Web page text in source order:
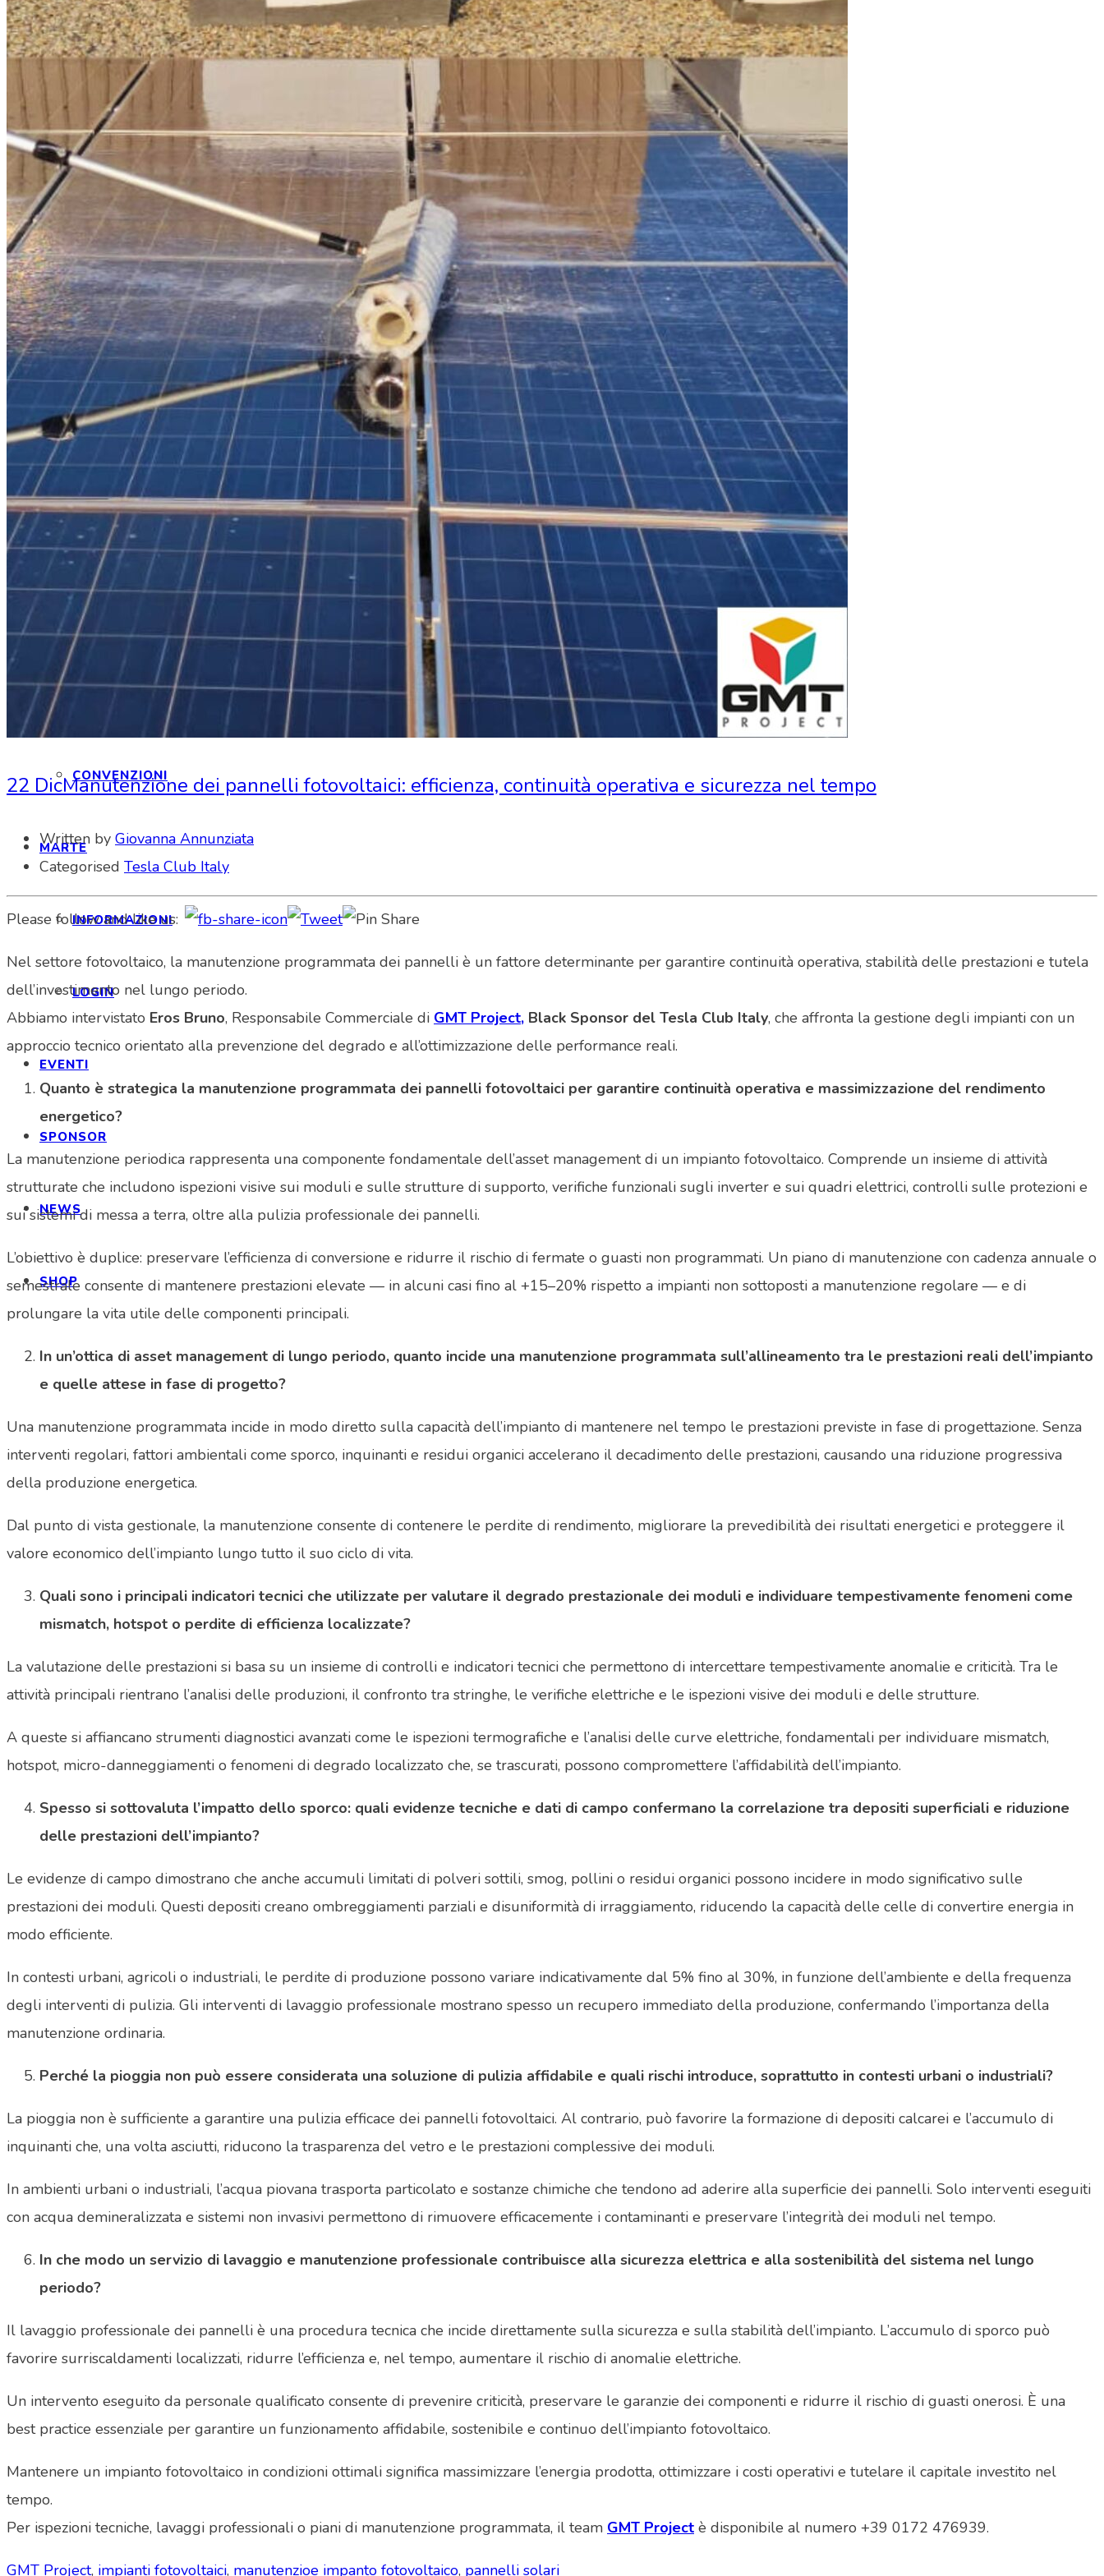
CONTATTI
INTERAGIAMO!
DICONO DI NOI
DICONO DI TESLA
NEWSLETTER
RASSEGNA STAMPA
NOTE LEGALI
ISCRIZIONE
ISCRIZIONE E FAQ
CONVENZIONI
MARTE
INFORMAZIONI
LOGIN
EVENTI
SPONSOR
NEWS
SHOP
22 DicManutenzione dei pannelli fotovoltaici: efficienza, continuità operativa e sicurezza nel tempo
Written by Giovanna Annunziata
Categorised Tesla Club Italy
Please follow and like us:
Nel settore fotovoltaico, la manutenzione programmata dei pannelli è un fattore determinante per garantire continuità operativa, stabilità delle prestazioni e tutela
dell’investimento nel lungo periodo.
Abbiamo intervistato Eros Bruno, Responsabile Commerciale di GMT Project, Black Sponsor del Tesla Club Italy, che affronta la gestione degli impianti con un
approccio tecnico orientato alla prevenzione del degrado e all’ottimizzazione delle performance reali.
Quanto è strategica la manutenzione programmata dei pannelli fotovoltaici per garantire continuità operativa e massimizzazione del rendimento
energetico?
La manutenzione periodica rappresenta una componente fondamentale dell’asset management di un impianto fotovoltaico. Comprende un insieme di attività
strutturate che includono ispezioni visive sui moduli e sulle strutture di supporto, verifiche funzionali sugli inverter e sui quadri elettrici, controlli sulle protezioni e
sui sistemi di messa a terra, oltre alla pulizia professionale dei pannelli.
L’obiettivo è duplice: preservare l’efficienza di conversione e ridurre il rischio di fermate o guasti non programmati. Un piano di manutenzione con cadenza annuale o
semestrale consente di mantenere prestazioni elevate — in alcuni casi fino al +15–20% rispetto a impianti non sottoposti a manutenzione regolare — e di
prolungare la vita utile delle componenti principali.
In un’ottica di asset management di lungo periodo, quanto incide una manutenzione programmata sull’allineamento tra le prestazioni reali dell’impianto
e quelle attese in fase di progetto?
Una manutenzione programmata incide in modo diretto sulla capacità dell’impianto di mantenere nel tempo le prestazioni previste in fase di progettazione. Senza
interventi regolari, fattori ambientali come sporco, inquinanti e residui organici accelerano il decadimento delle prestazioni, causando una riduzione progressiva
della produzione energetica.
Dal punto di vista gestionale, la manutenzione consente di contenere le perdite di rendimento, migliorare la prevedibilità dei risultati energetici e proteggere il
valore economico dell’impianto lungo tutto il suo ciclo di vita.
Quali sono i principali indicatori tecnici che utilizzate per valutare il degrado prestazionale dei moduli e individuare tempestivamente fenomeni come
mismatch, hotspot o perdite di efficienza localizzate?
La valutazione delle prestazioni si basa su un insieme di controlli e indicatori tecnici che permettono di intercettare tempestivamente anomalie e criticità. Tra le
attività principali rientrano l’analisi delle produzioni, il confronto tra stringhe, le verifiche elettriche e le ispezioni visive dei moduli e delle strutture.
A queste si affiancano strumenti diagnostici avanzati come le ispezioni termografiche e l’analisi delle curve elettriche, fondamentali per individuare mismatch,
hotspot, micro-danneggiamenti o fenomeni di degrado localizzato che, se trascurati, possono compromettere l’affidabilità dell’impianto.
Spesso si sottovaluta l’impatto dello sporco: quali evidenze tecniche e dati di campo confermano la correlazione tra depositi superficiali e riduzione
delle prestazioni dell’impianto?
Le evidenze di campo dimostrano che anche accumuli limitati di polveri sottili, smog, pollini o residui organici possono incidere in modo significativo sulle
prestazioni dei moduli. Questi depositi creano ombreggiamenti parziali e disuniformità di irraggiamento, riducendo la capacità delle celle di convertire energia in
modo efficiente.
In contesti urbani, agricoli o industriali, le perdite di produzione possono variare indicativamente dal 5% fino al 30%, in funzione dell’ambiente e della frequenza
degli interventi di pulizia. Gli interventi di lavaggio professionale mostrano spesso un recupero immediato della produzione, confermando l’importanza della
manutenzione ordinaria.
Perché la pioggia non può essere considerata una soluzione di pulizia affidabile e quali rischi introduce, soprattutto in contesti urbani o industriali?
La pioggia non è sufficiente a garantire una pulizia efficace dei pannelli fotovoltaici. Al contrario, può favorire la formazione di depositi calcarei e l’accumulo di
inquinanti che, una volta asciutti, riducono la trasparenza del vetro e le prestazioni complessive dei moduli.
In ambienti urbani o industriali, l’acqua piovana trasporta particolato e sostanze chimiche che tendono ad aderire alla superficie dei pannelli. Solo interventi eseguiti
con acqua demineralizzata e sistemi non invasivi permettono di rimuovere efficacemente i contaminanti e preservare l’integrità dei moduli nel tempo.
In che modo un servizio di lavaggio e manutenzione professionale contribuisce alla sicurezza elettrica e alla sostenibilità del sistema nel lungo
periodo?
Il lavaggio professionale dei pannelli è una procedura tecnica che incide direttamente sulla sicurezza e sulla stabilità dell’impianto. L’accumulo di sporco può
favorire surriscaldamenti localizzati, ridurre l’efficienza e, nel tempo, aumentare il rischio di anomalie elettriche.
Un intervento eseguito da personale qualificato consente di prevenire criticità, preservare le garanzie dei componenti e ridurre il rischio di guasti onerosi. È una
best practice essenziale per garantire un funzionamento affidabile, sostenibile e continuo dell’impianto fotovoltaico.
Mantenere un impianto fotovoltaico in condizioni ottimali significa massimizzare l’energia prodotta, ottimizzare i costi operativi e tutelare il capitale investito nel
tempo.
Per ispezioni tecniche, lavaggi professionali o piani di manutenzione programmata, il team GMT Project è disponibile al numero +39 0172 476939.
GMT Project, impianti fotovoltaici, manutenzioe impanto fotovoltaico, pannelli solari